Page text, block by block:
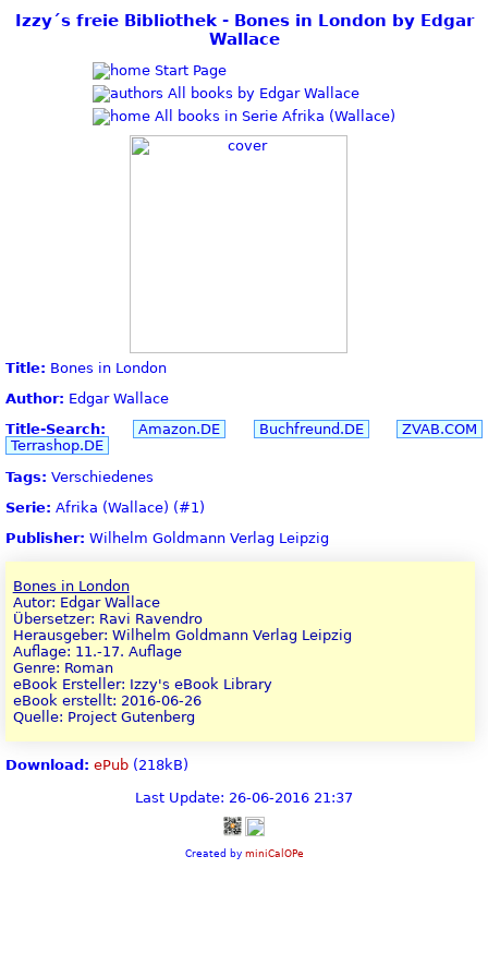
Izzy´s freie Bibliothek - Bones in London by Edgar
Wallace
Start Page
All books by Edgar Wallace
All books in Serie Afrika (Wallace)
Title: Bones in London
Author: Edgar Wallace
Title-Search:
Amazon.DE Buchfreund.DE
ZVAB.COM
Terrashop.DE
Tags: Verschiedenes
Serie: Afrika (Wallace) (#1)
Publisher: Wilhelm Goldmann Verlag Leipzig
Bones in London
Autor: Edgar Wallace
Übersetzer: Ravi Ravendro
Herausgeber: Wilhelm Goldmann Verlag Leipzig
Auflage: 11.-17. Auflage
Genre: Roman
eBook Ersteller: Izzy's eBook Library
eBook erstellt: 2016-06-26
Quelle: Project Gutenberg
Download: ePub (218kB)
Last Update: 26-06-2016 21:37
Created by miniCalOPe